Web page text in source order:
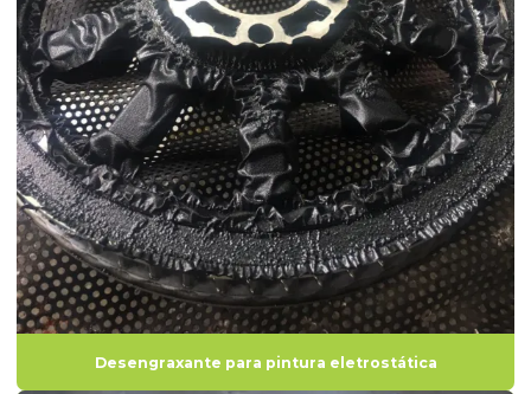
Descarbonizante valor
Desengraxante industrial
Desengraxante industrial preço
Desengraxante para lavar motor
Desengraxante para limpeza de peças
Desengraxante para motor
Desengraxante de motor automotivo
Desengraxante motor diesel
Desengraxante para motores elétricos
Desengraxante para pintura eletrostática